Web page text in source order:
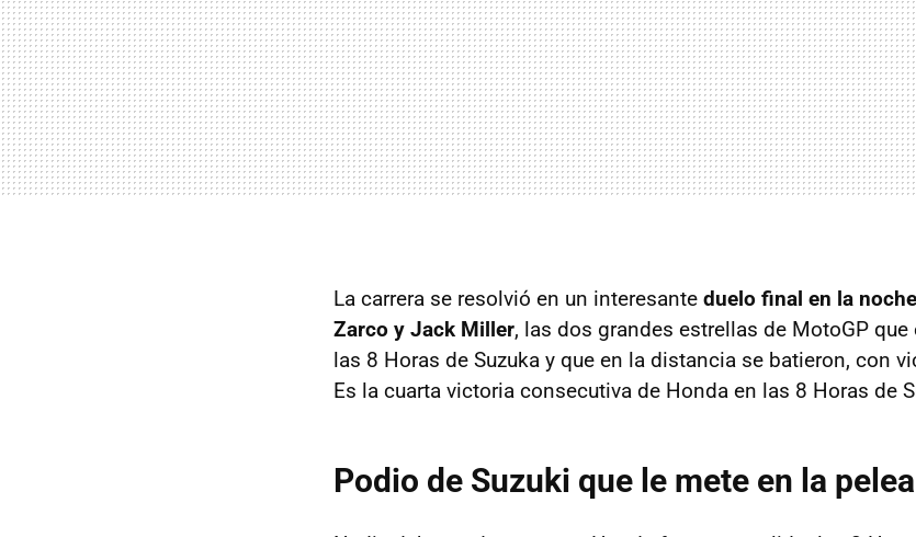
La carrera se resolvió en un interesante duelo final en la
Zarco y Jack Miller, las dos grandes estrellas de MotoGP
las 8 Horas de Suzuka y que en la distancia se batieron, con
Es la cuarta victoria consecutiva de Honda en las 8 Horas de
Podio de Suzuki que le mete en la